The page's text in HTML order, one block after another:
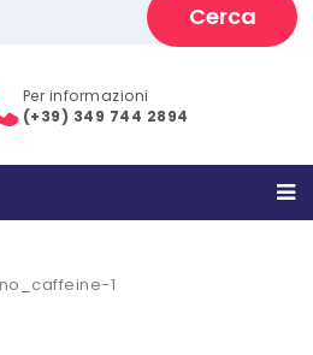
Cerca
Per informazioni
(+39) 349 744 2894
1